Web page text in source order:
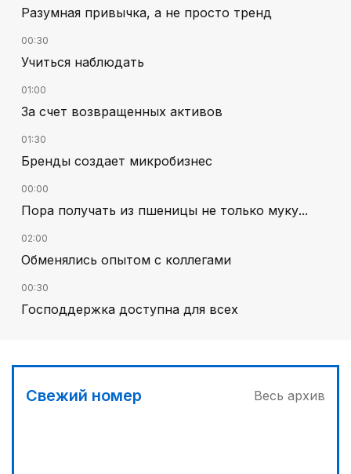
Разумная привычка, а не просто тренд
00:30
Учиться наблюдать
01:00
За счет возвращенных активов
01:30
Бренды создает микробизнес
00:00
Пора получать из пшеницы не только муку...
02:00
Обменялись опытом с коллегами
00:30
Господдержка доступна для всех
Продолжаются инспекционные поездки
Свежий номер Весь архив